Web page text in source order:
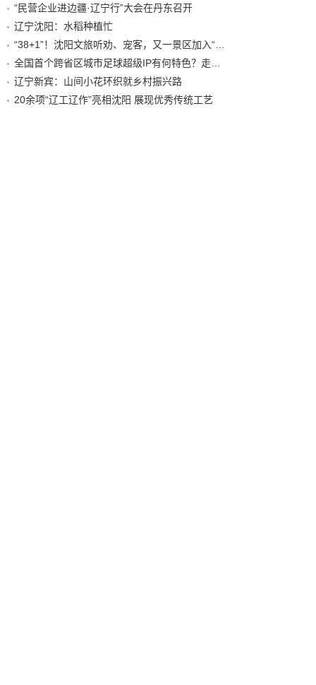
“民营企业进边疆·辽宁行”大会在丹东召开
辽宁沈阳：水稻种植忙
“38+1”！沈阳文旅听劝、宠客，又一景区加入“东北超”优惠名单！
全国首个跨省区城市足球超级IP有何特色？走进沈阳现场去看看
辽宁新宾：山间小花环织就乡村振兴路
20余项“辽工辽作”亮相沈阳 展现优秀传统工艺